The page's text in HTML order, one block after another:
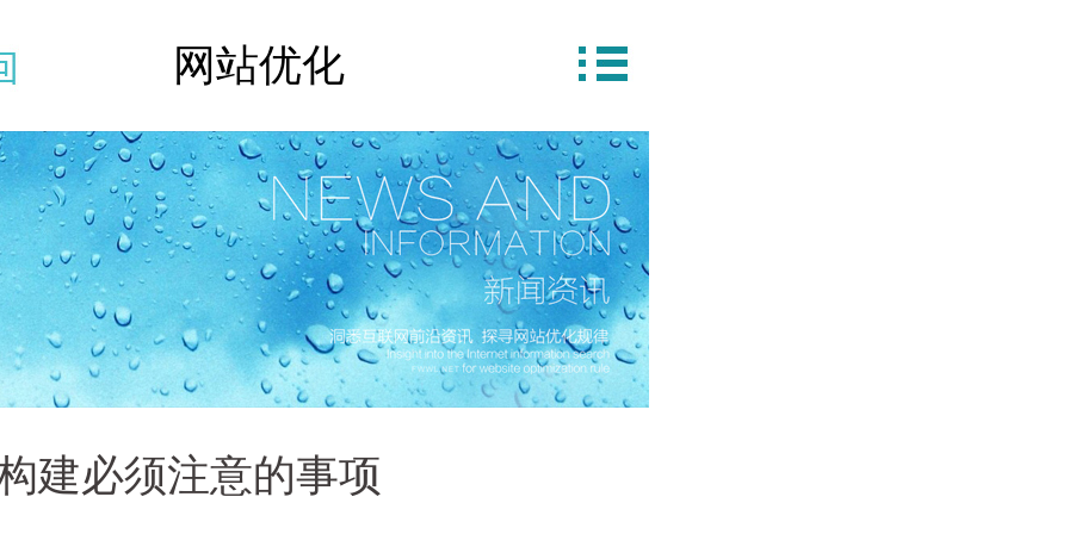
网站优化
建必须注意的事项